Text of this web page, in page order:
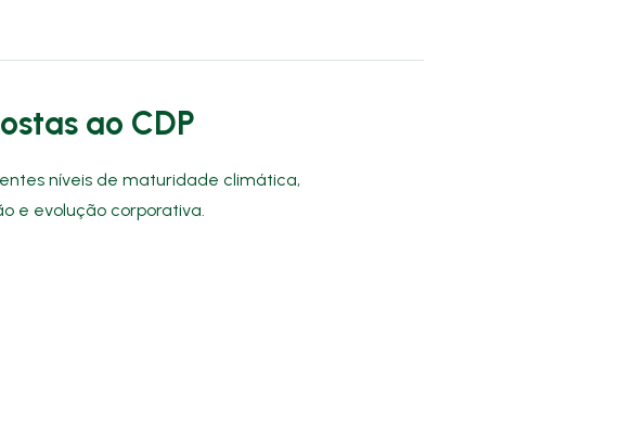
ao CDP
níveis de maturidade climática,
e evolução corporativa.